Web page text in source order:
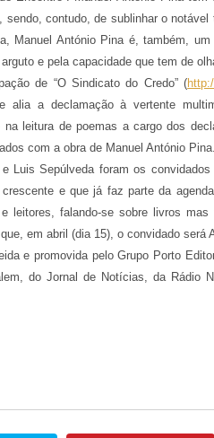
contudo, de sublinhar o
António Pina é, também, um
e pela capacidade que tem de
de “O Sindicato do Credo” (
alia a declamação à vertente
leitura de poemas a cargo dos
com a obra de Manuel António Pina.
Luis Sepúlveda foram os
e que já faz parte da
leitores, falando-se sobre livros mas
em abril (dia 15), o convidado será
e promovida pelo Grupo Porto
do Jornal de Notícias, da Rádio